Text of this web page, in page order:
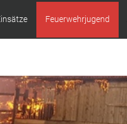
Feuerwehrjugend